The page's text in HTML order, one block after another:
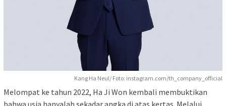
Kang Ha Neul/ Foto: instagram.com/th_company_official
Melompat ke tahun 2022, Ha Ji Won kembali membuktikan